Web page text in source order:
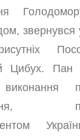
звернувся
Цибух. Пан